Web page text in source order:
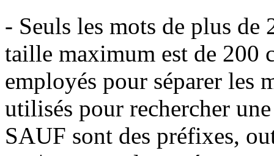
- Seuls les mots de plus de
taille maximum est de 200
employés pour séparer les
utilisés pour rechercher
SAUF sont des préfixes,